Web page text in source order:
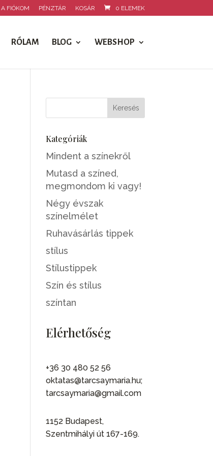
A FIÓKOM PÉNZTÁR KOSÁR 0 ELEMEK
RÓLAM BLOG WEBSHOP
Kategóriák
Mindent a színekről
Mutasd a színed,
megmondom ki vagy!
Négy évszak
színelmélet
Ruhavásárlás tippek
stílus
Stílustippek
Szín és stílus
színtan
Elérhetőség
+36 30 480 52 56
oktatas@tarcsaymaria.hu;
tarcsaymaria@gmail.com
1152 Budapest,
Szentmihályi út 167-169.